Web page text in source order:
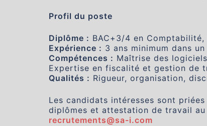
Profil du poste
Diplôme : BAC+3/4 en
Expérience : 3 ans minimum dans
Compétences : Maîtrise des
Expertise en fiscalité et gestion de
Qualités : Rigueur, organisation,
Les candidats intéresses sont
diplômes et attestation de travail
recrutements@sa-i.com